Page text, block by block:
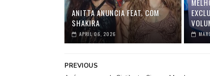
ANITTA ANUNCIA FEAT. COM
SHAKIRA
APRIL 06, 2026
PREVIOUS